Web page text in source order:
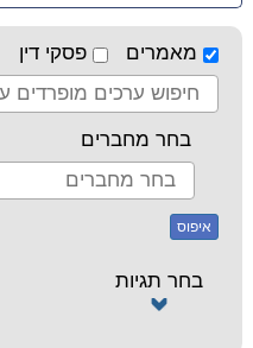
מאמרים פסקי דין
בחר מחברים
איפוס
בחר תגיות